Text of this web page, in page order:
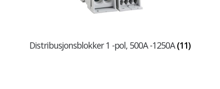
Distribusjonsblokker 1 -pol, 500A -1250A(11)